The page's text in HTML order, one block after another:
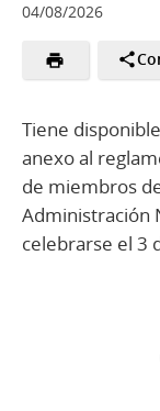
04/08/2026
Tiene
anexo al
de miembros
Administración
celebrarse el 3